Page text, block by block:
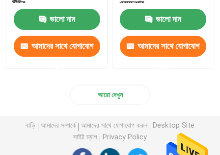
টিউব
ভালো দাম
আমাদের সাথে যোগাযোগ
এক্সচেঞ্জার
ভালো দাম
আমাদের সাথে যোগাযোগ
আরো দেখুন
বাড়ি আমাদের সম্পর্কে আমাদের সাথে যোগাযোগ করুন
Desktop Site
সাইট ম্যাপ
Privacy Policy